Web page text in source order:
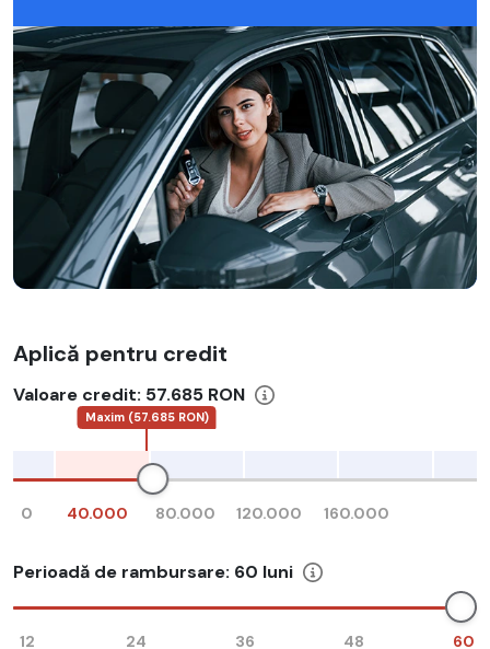
Aplică pentru credit
Valoare credit: 57.685 RON
0 40.000 80.000 120.000 160.000
Maxim (57.685 RON)
Perioadă de rambursare: 60 luni
12 24 36 48 60